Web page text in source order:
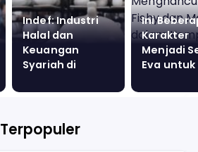
Indef: Industri
Halal dan
Keuangan
Syariah di
Berjalan
Ini
Karakter
Menjadi
Eva untuk
Fishy dan
Terpopuler